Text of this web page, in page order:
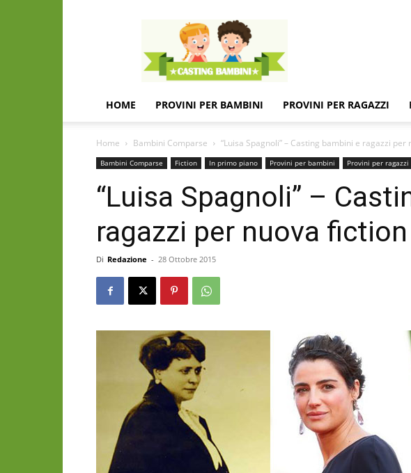
Casting
e
provini
per
bambini
e
HOME PROVINI PER BAMBINI PROVINI PER RAGAZZI
Home Bambini Comparse “Luisa Spagnoli” – Casting bambini e ragazzi per
Bambini Comparse Fiction In primo piano Provini per bambini Provini per ragazzi
“Luisa Spagnoli” –
ragazzi per nuova fiction
Di Redazione - 28 Ottobre 2015